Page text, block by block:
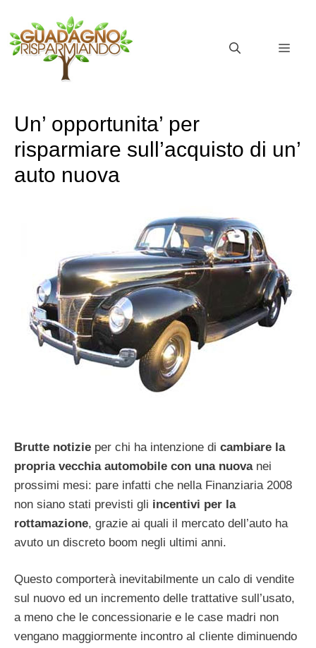
contenuto
Un’ opportunita’ per
risparmiare sull’acquisto di un’
auto nuova
Brutte notizie per chi ha intenzione di cambiare la
propria vecchia automobile con una nuovanei
prossimi mesi: pare infatti che nella Finanziaria 2008
non siano stati previsti gli incentivi per la
rottamazione, grazie ai quali il mercato dell’auto ha
avuto un discreto boom negli ultimi anni.
Questo comporterà inevitabilmente un calo di vendite
sul nuovo ed un incremento delle trattative sull’usato,
a meno che le concessionarie e le case madri non
vengano maggiormente incontro al cliente diminuendo